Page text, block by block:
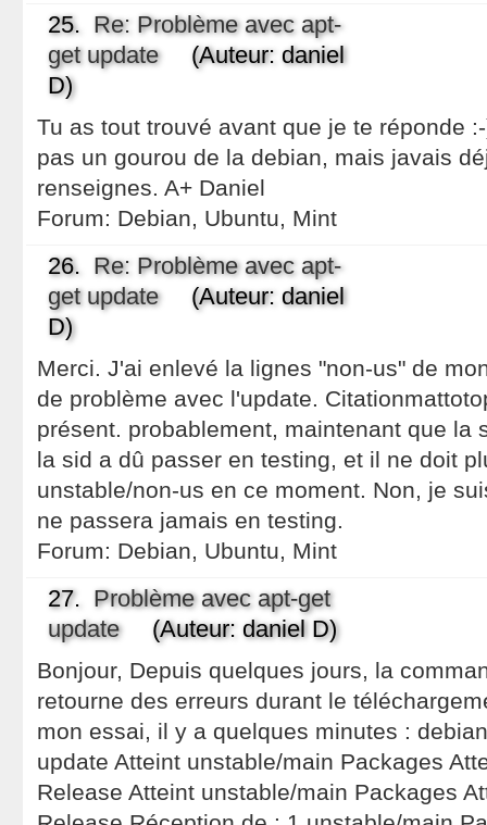
25. Re: Problème avec apt-
get update(Auteur: daniel
D)
Tu as tout trouvé avant que je te réponde
pas un gourou de la debian, mais javais
renseignes. A+ Daniel
Forum: Debian, Ubuntu, Mint
26. Re: Problème avec apt-
get update(Auteur: daniel
D)
Merci. J'ai enlevé la lignes "non-us" de
de problème avec l'update.
présent. probablement, maintenant que la
la sid a dû passer en testing, et il ne doit
unstable/non-us en ce moment. Non, je
ne passera jamais en testing.
Forum: Debian, Ubuntu, Mint
27. Problème avec apt-get
update(Auteur: daniel D)
Bonjour, Depuis quelques jours, la
retourne des erreurs durant le
mon essai, il y a quelques minutes :
update Atteint unstable/main Packages
Release Atteint unstable/main Packages